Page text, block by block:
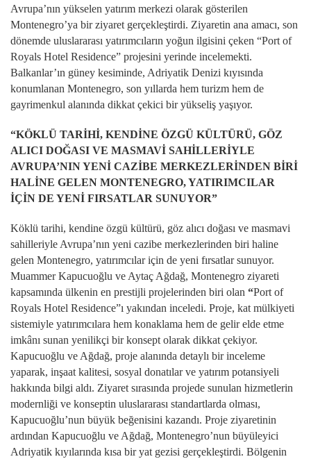
Avrupa’nın yükselen yatırım merkezi olarak gösterilen
Montenegro’ya bir ziyaret gerçekleştirdi. Ziyaretin ana amacı, son
dönemde uluslararası yatırımcıların yoğun ilgisini çeken “Port of
Royals Hotel Residence” projesini yerinde incelemekti.
Balkanlar’ın güney kesiminde, Adriyatik Denizi kıyısında
konumlanan Montenegro, son yıllarda hem turizm hem de
gayrimenkul alanında dikkat çekici bir yükseliş yaşıyor.
“KÖKLÜ TARİHİ, KENDİNE ÖZGÜ KÜLTÜRÜ, GÖZ
ALICI DOĞASI VE MASMAVİ SAHİLLERİYLE
AVRUPA’NIN YENİ CAZİBE MERKEZLERİNDEN BİRİ
HALİNE GELEN MONTENEGRO, YATIRIMCILAR
İÇİN DE YENİ FIRSATLAR SUNUYOR”
Köklü tarihi, kendine özgü kültürü, göz alıcı doğası ve masmavi
sahilleriyle Avrupa’nın yeni cazibe merkezlerinden biri haline
gelen Montenegro, yatırımcılar için de yeni fırsatlar sunuyor.
Muammer Kapucuoğlu ve Aytaç Ağdağ, Montenegro ziyareti
kapsamında ülkenin en prestijli projelerinden biri olan “Port of
Royals Hotel Residence”ı yakından inceledi. Proje, kat mülkiyeti
sistemiyle yatırımcılara hem konaklama hem de gelir elde etme
imkânı sunan yenilikçi bir konsept olarak dikkat çekiyor.
Kapucuoğlu ve Ağdağ, proje alanında detaylı bir inceleme
yaparak, inşaat kalitesi, sosyal donatılar ve yatırım potansiyeli
hakkında bilgi aldı. Ziyaret sırasında projede sunulan hizmetlerin
modernliği ve konseptin uluslararası standartlarda olması,
Kapucuoğlu’nun büyük beğenisini kazandı. Proje ziyaretinin
ardından Kapucuoğlu ve Ağdağ, Montenegro’nun büyüleyici
Adriyatik kıyılarında kısa bir yat gezisi gerçekleştirdi. Bölgenin